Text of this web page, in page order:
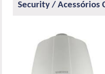
Security / Acessórios